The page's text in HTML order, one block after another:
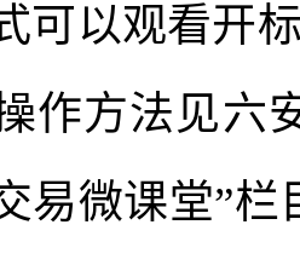
可以观看开
作方法见六
易微课堂”栏